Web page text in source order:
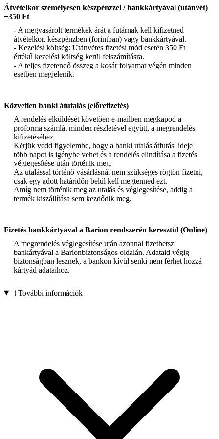
Átvételkor személyesen készpénzzel / bankkártyával (utánvét)
+350 Ft
- A megvásárolt termékek árát a futárnak kell kifizetned
átvételkor, készpénzben (forintban) vagy bankkártyával.
- Kezelési költség: Utánvétes fizetési mód esetén 350 Ft
értékű kezelési költség kerül felszámításra.
- A teljes fizetendő összeg a kosár folyamat végén minden
esetben megjelenik.
Közvetlen banki átutalás (előrefizetés)
A rendelés elküldését követően e-mailben megkapod a
proforma számlát minden részletével együtt, a megrendelés
kifizetéséhez.
Kérjük vedd figyelembe, hogy a banki utalás átfutási ideje
több napot is igénybe vehet és a rendelés elindítása a fizetés
véglegesítése után történik meg.
Az utalással történő vásárlásnál nem szükséges rögtön fizetni,
csak egy adott határidőn belül kell megtenned ezt.
Amíg nem történik meg az utalás és véglegesítése, addig a
termék kiszállítása sem kezdődik meg.
Fizetés bankkártyával a Barion rendszerén keresztül (Online)
A megrendelés véglegesítése után azonnal fizethetsz
bankártyával a Barionbiztonságos oldalán. Adataid végig
biztonságban lesznek, a bankon kívül senki nem férhet hozzá
kártyád adataihoz.
ℹ️ További információk